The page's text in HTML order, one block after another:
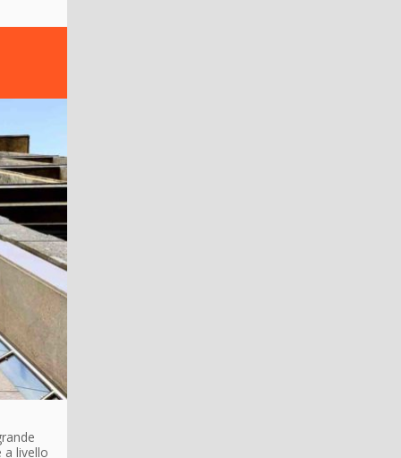
a livello